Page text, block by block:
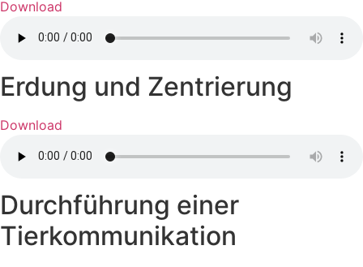
Download
Erdung und Zentrierung
Download
Durchführung einer
Tierkommunikation